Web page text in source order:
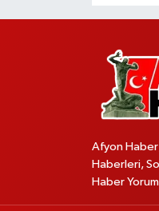
Afyon
Haberleri,
Haber